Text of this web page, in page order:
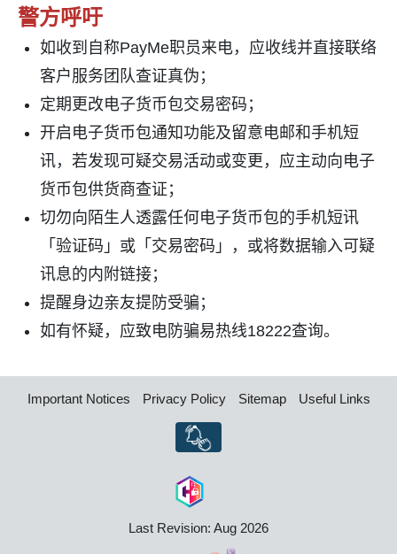
警方呼吁
如收到自称PayMe职员来电，应收线并直接联络
客户服务团队查证真伪；
定期更改电子货币包交易密码；
开启电子货币包通知功能及留意电邮和手机短
讯，若发现可疑交易活动或变更，应主动向电子
货币包供货商查证；
切勿向陌生人透露任何电子货币包的手机短讯
「验证码」或「交易密码」，或将数据输入可疑
讯息的内附链接；
提醒身边亲友提防受骗；
如有怀疑，应致电防骗易热线18222查询。
Important Notices Privacy Policy Sitemap Useful Links
Last Revision: Aug 2026